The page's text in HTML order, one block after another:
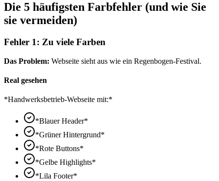
Die 5 häufigsten Farbfehler (und wie Sie
sie vermeiden)
Fehler 1: Zu viele Farben
Das Problem: Webseite sieht aus wie ein Regenbogen-Festival.
Real gesehen
*Handwerksbetrieb-Webseite mit:*
*Blauer Header*
*Grüner Hintergrund*
*Rote Buttons*
*Gelbe Highlights*
*Lila Footer*